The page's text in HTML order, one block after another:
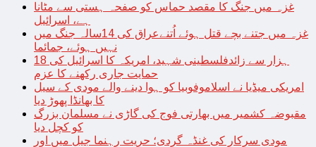
غزہ میں جنگ کا مقصد حماس کو صفحہ ہستی سے مٹانا
ہے، اسرائیل
غزہ میں جتنے بچے قتل ہوئے اُتنےعراق کی 14سالہ جنگ میں
نہیں ہوئے، جمائما
18 ہزار سے زائدفلسطینی شہید، امریکہ کا اسرائیل کی
حمایت جاری رکھنے کا عزم
امریکی میڈیا نے اسلاموفوبیا کو ہوا دینے والے مودی کے سیل
کا بھانڈا پھوڑ دیا
مقبوضہ کشمیر میں بھارتی فوج کی گاڑی نے مسلمان بزرگ
کو کچل دیا
مودی سرکار کی غنڈہ گردی؛ حریت رہنما جیل میں اور